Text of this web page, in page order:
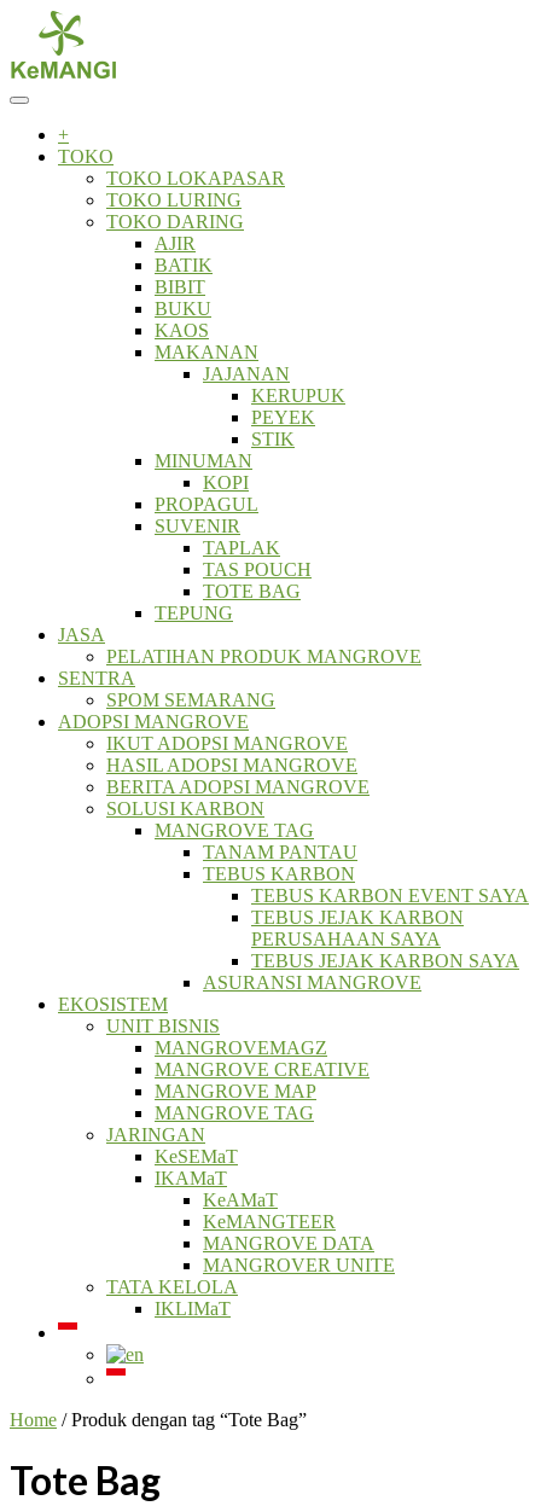
content
+
TOKO
TOKO LOKAPASAR
TOKO LURING
TOKO DARING
AJIR
BATIK
BIBIT
BUKU
KAOS
MAKANAN
JAJANAN
KERUPUK
PEYEK
STIK
MINUMAN
KOPI
PROPAGUL
SUVENIR
TAPLAK
TAS POUCH
TOTE BAG
TEPUNG
JASA
PELATIHAN PRODUK MANGROVE
SENTRA
SPOM SEMARANG
ADOPSI MANGROVE
IKUT ADOPSI MANGROVE
HASIL ADOPSI MANGROVE
BERITA ADOPSI MANGROVE
SOLUSI KARBON
MANGROVE TAG
TANAM PANTAU
TEBUS KARBON
TEBUS KARBON EVENT SAYA
TEBUS JEJAK KARBON
PERUSAHAAN SAYA
TEBUS JEJAK KARBON SAYA
ASURANSI MANGROVE
EKOSISTEM
UNIT BISNIS
MANGROVEMAGZ
MANGROVE CREATIVE
MANGROVE MAP
MANGROVE TAG
JARINGAN
KeSEMaT
IKAMaT
KeAMaT
KeMANGTEER
MANGROVE DATA
MANGROVER UNITE
TATA KELOLA
IKLIMaT
Home / Produk dengan tag “Tote Bag”
Tote Bag